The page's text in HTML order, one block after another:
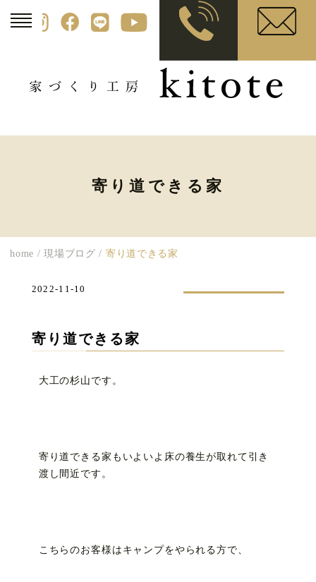
寄り道できる家
home /現場ブログ / 寄り道できる家
寄り道できる家
2022-11-10
大工の杉山です。
寄り道できる家もいよいよ床の養生が取れて引き
渡し間近です。
こちらのお客様はキャンプをやられる方で、